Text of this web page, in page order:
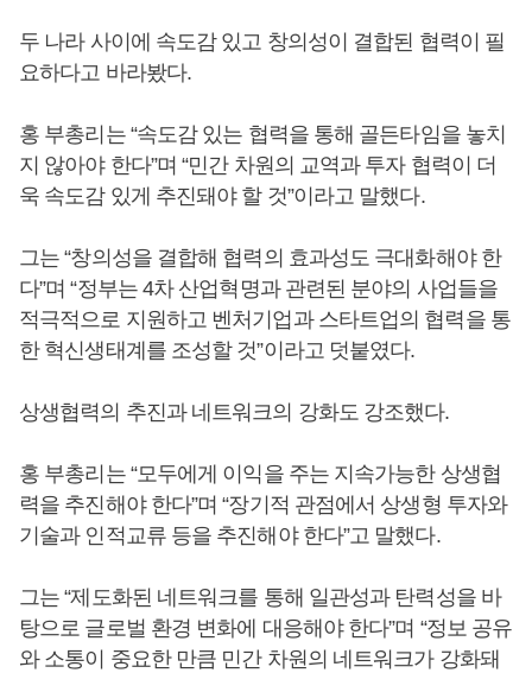
두 나라 사이에 속도감 있고 창의성이 결합된 협력이 필
요하다고 바라봤다.
홍 부총리는 “속도감 있는 협력을 통해 골든타임을 놓치
지 않아야 한다”며 “민간 차원의 교역과 투자 협력이 더
욱 속도감 있게 추진돼야 할 것”이라고 말했다.
그는 “창의성을 결합해 협력의 효과성도 극대화해야 한
다”며 “정부는 4차 산업혁명과 관련된 분야의 사업들을
적극적으로 지원하고 벤처기업과 스타트업의 협력을 통
한 혁신생태계를 조성할 것”이라고 덧붙였다.
상생협력의 추진과 네트워크의 강화도 강조했다.
홍 부총리는 “모두에게 이익을 주는 지속가능한 상생협
력을 추진해야 한다”며 “장기적 관점에서 상생형 투자와
기술과 인적교류 등을 추진해야 한다”고 말했다.
그는 “제도화된 네트워크를 통해 일관성과 탄력성을 바
탕으로 글로벌 환경 변화에 대응해야 한다”며 “정보 공유
와 소통이 중요한 만큼 민간 차원의 네트워크가 강화돼